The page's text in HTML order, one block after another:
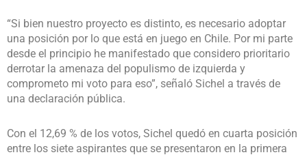
“Si bien nuestro proyecto es distinto, es necesario adoptar
una posición por lo que está en juego en Chile. Por mi parte
desde el principio he manifestado que considero prioritario
derrotar la amenaza del populismo de izquierda y
comprometo mi voto para eso”, señaló Sichel a través de
una declaración pública.
Con el 12,69 % de los votos, Sichel quedó en cuarta posición
entre los siete aspirantes que se presentaron en la primera